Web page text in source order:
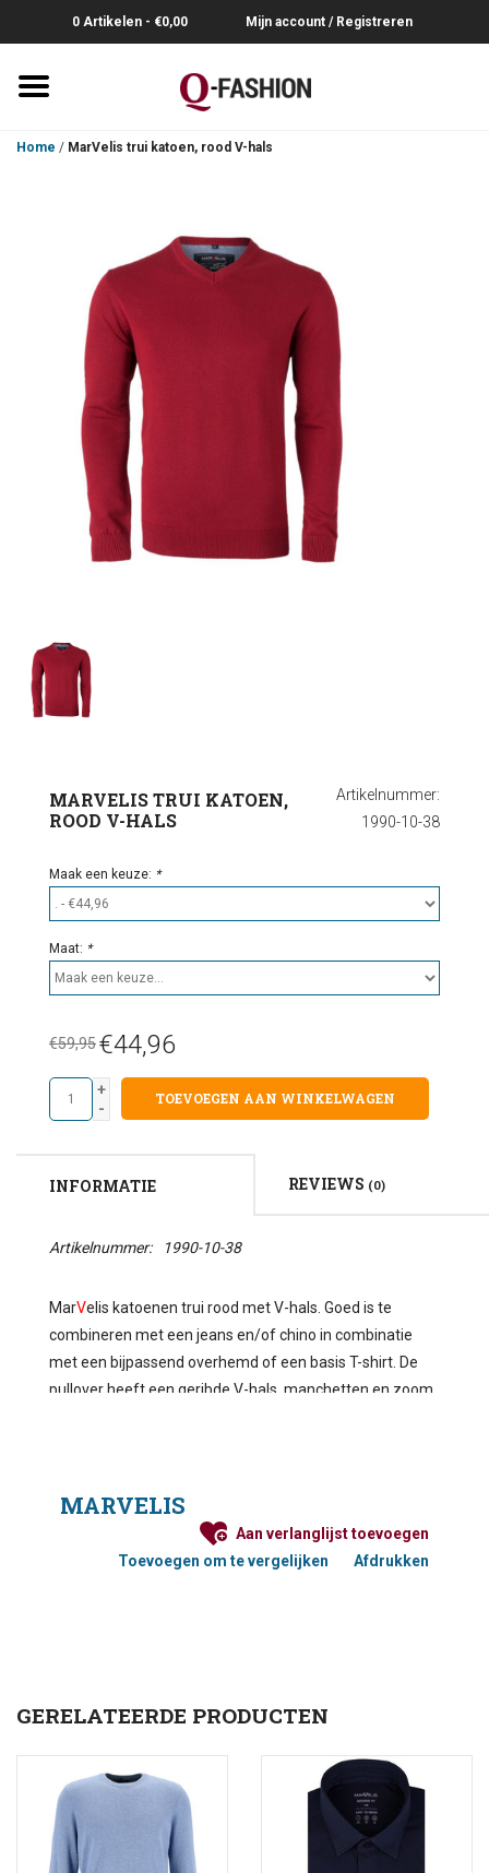
0 Artikelen - €0,00 Mijn account / Registreren
Truien-Pullovers
Ondergoed
Home / MarVelis trui katoen, rood V-hals
Artikelnummer:
1990-10-38
MARVELIS TRUI KATOEN,
ROOD V-HALS
Maak een keuze: *
Maat: *
€59,95€44,96
+
-
TOEVOEGEN AAN WINKELWAGEN
INFORMATIE REVIEWS (0)
Artikelnummer: 1990-10-38
MarVelis katoenen trui rood met V-hals. Goed is te
combineren met een jeans en/of chino in combinatie
met een bijpassend overhemd of een basis T-shirt. De
pullover heeft een geribde V-hals, manchetten en zoom.
MARVELIS
Aan verlanglijst toevoegen
Toevoegen om te vergelijken
Afdrukken
GERELATEERDE PRODUCTEN